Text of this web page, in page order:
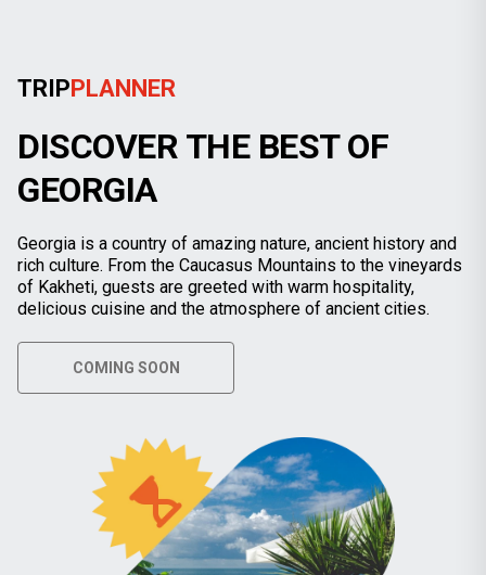
TRIPPLANNER
DISCOVER THE BEST OF
GEORGIA
Georgia is a country of amazing nature, ancient history and
rich culture. From the Caucasus Mountains to the vineyards
of Kakheti, guests are greeted with warm hospitality,
delicious cuisine and the atmosphere of ancient cities.
COMING SOON